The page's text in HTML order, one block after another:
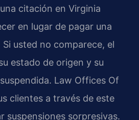
citación en Virginia
en lugar de pagar una
usted no comparece, el
estado de origen y su
Law Offices Of
clientes a través de este
suspensiones sorpresivas.